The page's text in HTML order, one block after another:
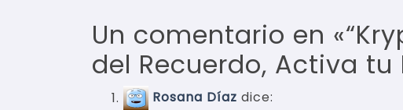
Un comentario en «
del Recuerdo, Activa tu
Rosana Díaz dice: